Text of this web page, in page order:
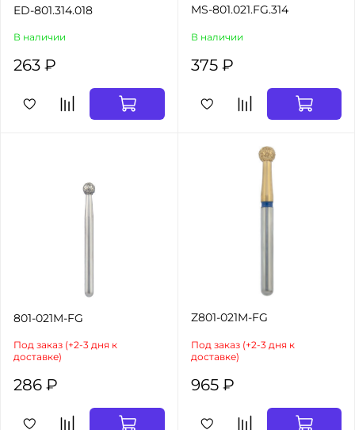
ED-801.314.018
В наличии
263 ₽
MS-801.021.FG.314
В наличии
375 ₽
801-021M-FG
Под заказ (+2-3 дня к
доставке)
286 ₽
Z801-021M-FG
Под заказ (+2-3 дня к
доставке)
965 ₽